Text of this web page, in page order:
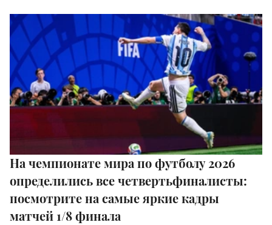
На чемпионате мира по футболу 2026
определились все четвертьфиналисты:
посмотрите на самые яркие кадры
матчей 1/8 финала